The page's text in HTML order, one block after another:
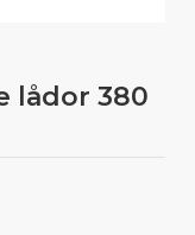
lådor 380